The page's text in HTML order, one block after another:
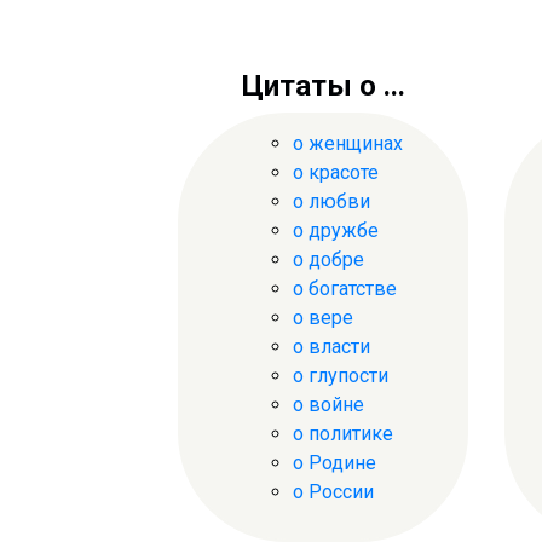
Цитаты о ...
о женщинах
о красоте
о любви
о дружбе
о добре
о богатстве
о вере
о власти
о глупости
о войне
о политике
о Родине
о России